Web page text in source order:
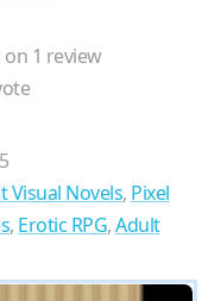
on 1 review
Visual Novels, Pixel
, Erotic RPG,Adult